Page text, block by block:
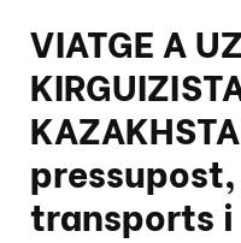
VIATGE A
transports